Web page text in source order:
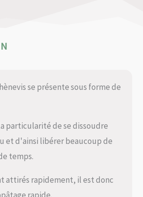
se présente sous forme de
particularité de se dissoudre
et d'ainsi libérer beaucoup de
temps.
attirés rapidement, il est donc